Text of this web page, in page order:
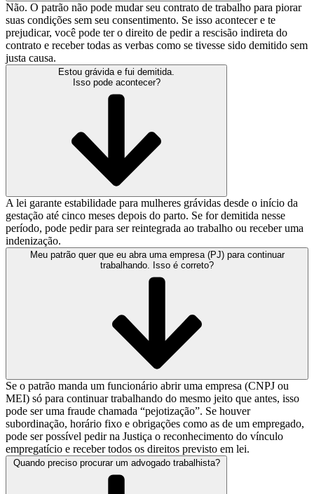
Não. O patrão não pode mudar seu contrato de trabalho para piorar
suas condições sem seu consentimento. Se isso acontecer e te
prejudicar, você pode ter o direito de pedir a rescisão indireta do
contrato e receber todas as verbas como se tivesse sido demitido sem
justa causa.
Estou grávida e fui demitida.
Isso pode acontecer?
A lei garante estabilidade para mulheres grávidas desde o início da
gestação até cinco meses depois do parto. Se for demitida nesse
período, pode pedir para ser reintegrada ao trabalho ou receber uma
indenização.
Meu patrão quer que eu abra uma empresa (PJ) para continuar
trabalhando. Isso é correto?
Se o patrão manda um funcionário abrir uma empresa (CNPJ ou
MEI) só para continuar trabalhando do mesmo jeito que antes, isso
pode ser uma fraude chamada “pejotização”. Se houver
subordinação, horário fixo e obrigações como as de um empregado,
pode ser possível pedir na Justiça o reconhecimento do vínculo
empregatício e receber todos os direitos previsto em lei.
Quando preciso procurar um advogado trabalhista?